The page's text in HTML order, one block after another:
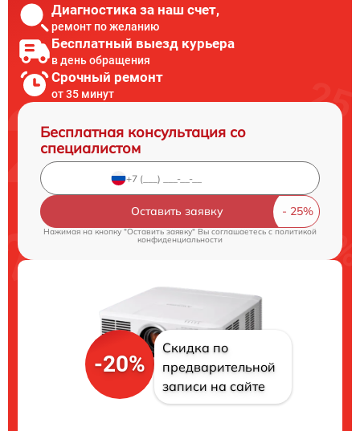
Диагностика за наш счет,
ремонт по желанию
Бесплатный выезд курьера
в день обращения
Срочный ремонт
от 35 минут
Бесплатная консультация со
специалистом
Оставить заявку
Нажимая на кнопку "Оставить заявку" Вы соглашаетесь c политикой
конфиденциальности
-20%
Скидка по
предварительной
записи на сайте